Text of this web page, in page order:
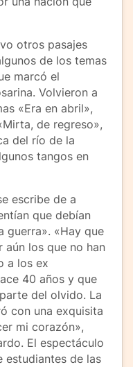
otros pasajes
de los temas
marcó el
Volvieron a
«Era en abril»,
de regreso»,
del río de la
tangos en
escribe de a
que debían
guerra». «Hay que
aún los que no han
a los ex
40 años y que
del olvido. La
con una exquisita
mi corazón»,
El espectáculo
de las